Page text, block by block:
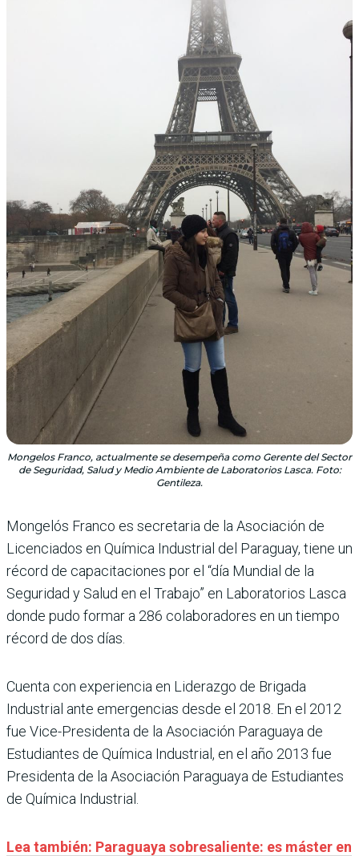
Mongelos Franco, actualmente se desempeña como Gerente del Sector
de Seguridad, Salud y Medio Ambiente de Laboratorios Lasca. Foto:
Gentileza.
Mongelós Franco es secretaria de la Asociación de
Licenciados en Química Industrial del Paraguay, tiene un
récord de capacitaciones por el “día Mundial de la
Seguridad y Salud en el Trabajo” en Laboratorios Lasca
donde pudo formar a 286 colaboradores en un tiempo
récord de dos días.
Cuenta con experiencia en Liderazgo de Brigada
Industrial ante emergencias desde el 2018. En el 2012
fue Vice-Presidenta de la Asociación Paraguaya de
Estudiantes de Química Industrial, en el año 2013 fue
Presidenta de la Asociación Paraguaya de Estudiantes
de Química Industrial.
Lea también: Paraguaya sobresaliente: es máster en